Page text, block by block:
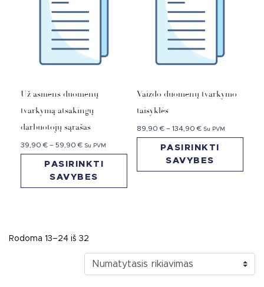
Už asmens duomenų
tvarkymą atsakingų
darbuotojų sąrašas
39,90€ – 59,90€ Su PVM
PASIRINKTI
SAVYBES
Vaizdo duomenų tvarkymo
taisyklės
89,90€ – 134,90€ Su PVM
PASIRINKTI
SAVYBES
Rodoma 13–24 iš 32